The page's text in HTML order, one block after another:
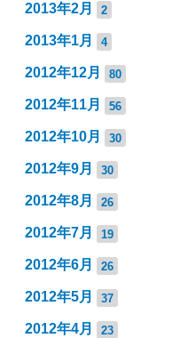
2013年2月 2
2013年1月 4
2012年12月 80
2012年11月 56
2012年10月 30
2012年9月 30
2012年8月 26
2012年7月 19
2012年6月 26
2012年5月 37
2012年4月 23